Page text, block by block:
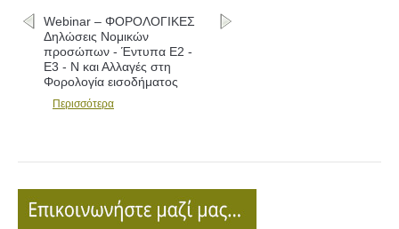
Webinar – ΦΟΡΟΛΟΓΙΚΕΣ
Δηλώσεις Νομικών
προσώπων - Έντυπα Ε2 -
Ε3 - Ν και Αλλαγές στη
Φορολογία εισοδήματος
Περισσότερα